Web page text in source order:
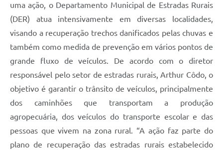
uma ação, o Departamento Municipal de Estradas Rurais
(DER) atua intensivamente em diversas localidades,
visando a recuperação trechos danificados pelas chuvas e
também como medida de prevenção em vários pontos de
grande fluxo de veículos. De acordo com o diretor
responsável pelo setor de estradas rurais, Arthur Côdo, o
objetivo é garantir o trânsito de veículos, principalmente
dos caminhões que transportam a produção
agropecuária, dos veículos do transporte escolar e das
pessoas que vivem na zona rural. “A ação faz parte do
plano de recuperação das estradas rurais estabelecido